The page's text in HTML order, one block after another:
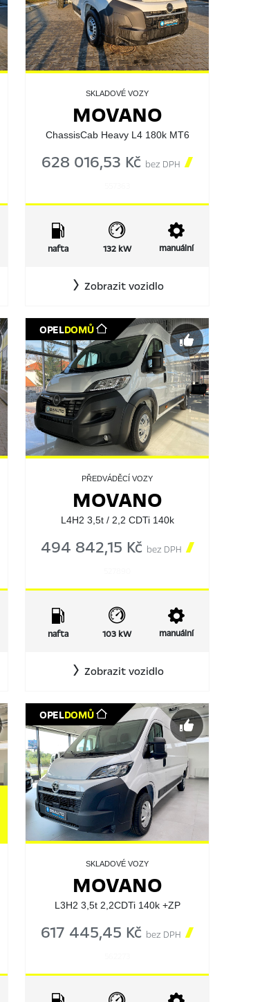
SKLADOVÉ VOZY
MOVANO
ChassisCab Heavy L4 180k MT6
628 016,53 Kč bez DPH 
nafta 132 kW manuální
Zobrazit vozidlo
OPELDOMŮ
PŘEDVÁDĚCÍ VOZY
MOVANO
L4H2 3,5t / 2,2 CDTi 140k
494 842,15 Kč bez DPH 
nafta 103 kW manuální
Zobrazit vozidlo
OPELDOMŮ
SKLADOVÉ VOZY
MOVANO
L3H2 3,5t 2,2CDTi 140k +ZP
617 445,45 Kč bez DPH 